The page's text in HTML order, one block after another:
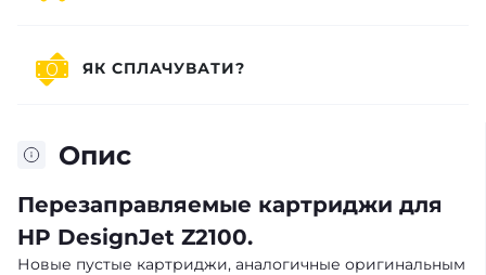
Опис
Перезаправляемые картриджи для
HP DesignJet Z2100.
Новые пустые картриджи, аналогичные оригинальным
ЯК СПЛАЧУВАТИ?